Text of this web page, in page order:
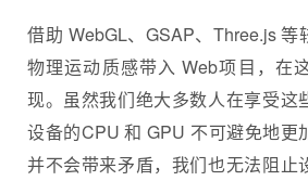
借助 WebGL、GSAP、Three.js
物理运动质感带入 Web项目，在
现。虽然我们绝大多数人在享受这
设备的CPU 和 GPU 不可避免地更
并不会带来矛盾，我们也无法阻止